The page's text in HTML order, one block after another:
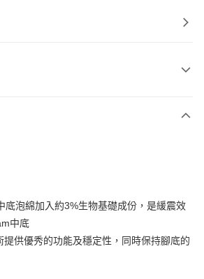
含以上)免運費
底泡綿加入約3%生物基礎成份，是緩震效
中底
提供優秀的功能及穩定性，同時保持腳底的